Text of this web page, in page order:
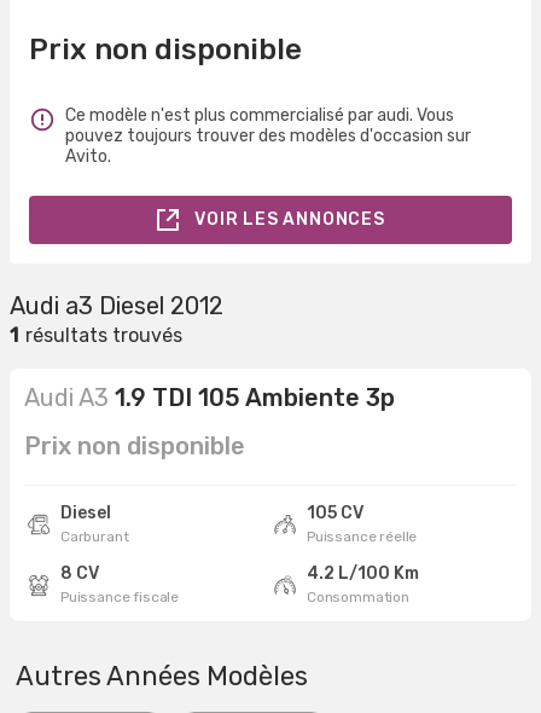
Prix non disponible
Ce modèle n'est plus commercialisé par audi. Vous
pouvez toujours trouver des modèles d'occasion sur
Avito.
VOIR LES ANNONCES
Audi a3 Diesel 2012
1 résultats trouvés
Audi A3 1.9 TDI 105 Ambiente 3p
Prix non disponible
Diesel
Carburant
105 CV
Puissance réelle
8 CV
Puissance fiscale
4.2 L/100 Km
Consommation
Autres Années Modèles